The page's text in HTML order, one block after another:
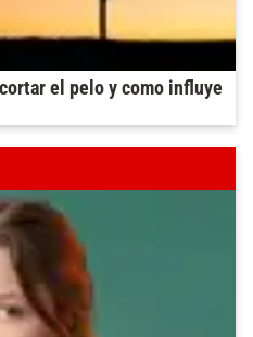
el pelo y como influye